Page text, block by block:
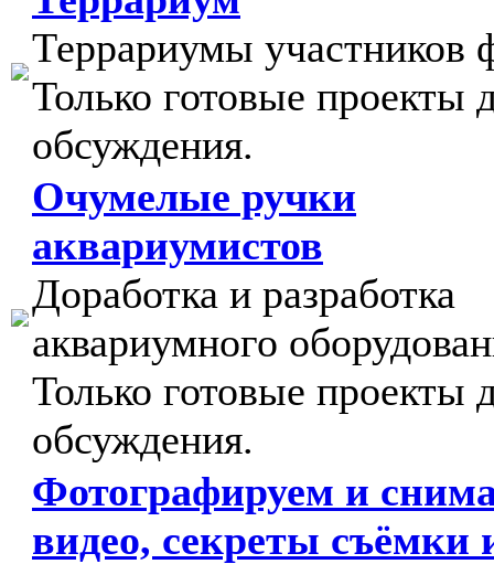
Террариумы участников
Только готовые проекты
обсуждения.
Очумелые ручки
аквариумистов
Доработка и разработка
аквариумного
Только готовые проекты
обсуждения.
Фотографируем и
видео, секреты съёмки